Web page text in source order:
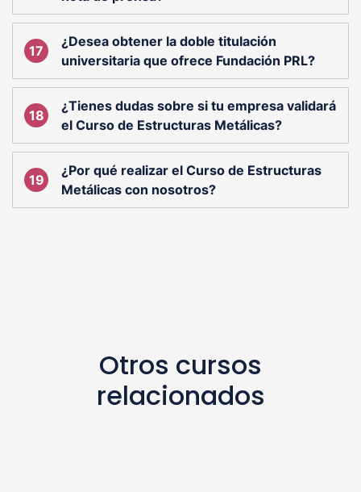
¿Desea obtener la doble titulación
universitaria que ofrece Fundación PRL?
¿Tienes dudas sobre si tu empresa validará
el Curso de Estructuras Metálicas?
¿Por qué realizar el Curso de Estructuras
Metálicas con nosotros?
Otros cursos
relacionados